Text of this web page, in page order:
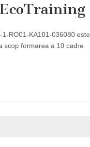
1-RO01-KA101-036080 este
scop formarea a 10 cadre